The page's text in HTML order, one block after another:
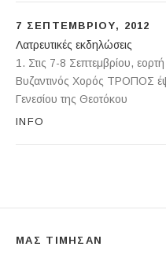
7 ΣΕΠΤΕΜΒΡΊΟΥ, 2012
Λατρευτικές εκδηλώσεις
Ν. Γενεσίου της Θεοτόκου
1. Στις 7-8 Σεπτεμβρίου,
Βυζαντινός Χορός ΤΡΟΠΟΣ
Γενεσίου της Θεοτόκου
INFO
ΜΑΣ ΤΙΜΗΣΑΝ